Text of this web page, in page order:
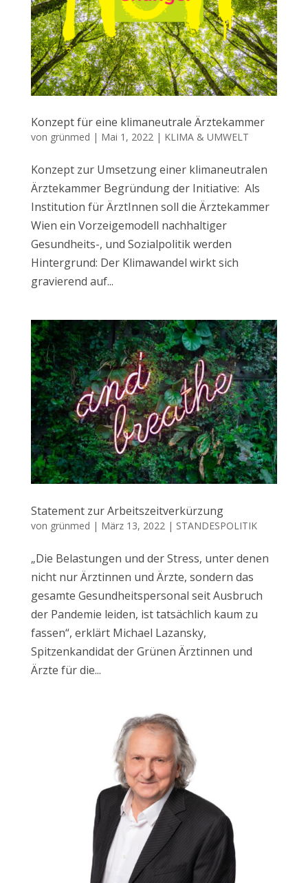
Konzept für eine klimaneutrale Ärztekammer
von grünmed | Mai 1, 2022| KLIMA & UMWELT
Konzept zur Umsetzung einer klimaneutralen
Ärztekammer Begründung der Initiative: Als
Institution für ÄrztInnen soll die Ärztekammer
Wien ein Vorzeigemodell nachhaltiger
Gesundheits-, und Sozialpolitik werden
Hintergrund: Der Klimawandel wirkt sich
gravierend auf...
Statement zur Arbeitszeitverkürzung
von grünmed | März 13, 2022 | STANDESPOLITIK
„Die Belastungen und der Stress, unter denen
nicht nur Ärztinnen und Ärzte, sondern das
gesamte Gesundheitspersonal seit Ausbruch
der Pandemie leiden, ist tatsächlich kaum zu
fassen“, erklärt Michael Lazansky,
Spitzenkandidat der Grünen Ärztinnen und
Ärzte für die...